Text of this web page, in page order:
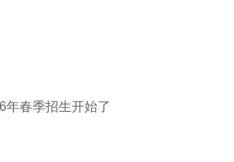
年春季招生开始了